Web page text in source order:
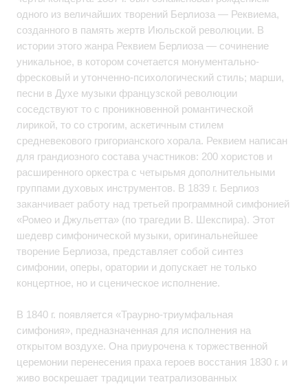
одного из величайших творений Берлиоза — Реквиема,
созданного в память жертв Июльской революции. В
истории этого жанра Реквием Берлиоза — сочинение
уникальное, в котором сочетается монументально-
фресковый и утонченно-психологический стиль; марши,
песни в Духе музыки французской революции
соседствуют то с проникновенной романтической
лирикой, то со строгим, аскетичным стилем
средневекового григорианского хорала. Реквием написан
для грандиозного состава участников: 200 хористов и
расширенного оркестра с четырьмя дополнительными
группами духовых инструментов. В 1839 г. Берлиоз
заканчивает работу над третьей программной симфонией
«Ромео и Джульетта» (по трагедии В. Шекспира). Этот
шедевр симфонической музыки, оригинальнейшее
творение Берлиоза, представляет собой синтез
симфонии, оперы, оратории и допускает не только
концертное, но и сценическое исполнение.
В 1840 г. появляется «Траурно-триумфальная
симфония», предназначенная для исполнения на
открытом воздухе. Она приурочена к торжественной
церемонии перенесения праха героев восстания 1830 г. и
живо воскрешает традиции театрализованных